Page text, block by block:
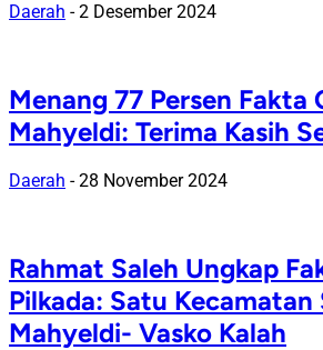
Daerah - 2 Desember 2024
Menang 77 Persen Fakta
Mahyeldi: Terima Kasih
Daerah - 28 November 2024
Rahmat Saleh Ungkap
Pilkada: Satu Kecamatan
Mahyeldi- Vasko Kalah